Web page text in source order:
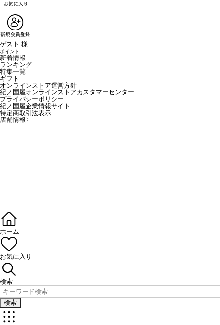
ゲスト 様
ポイント
新着情報
ランキング
特集一覧
ギフト
オンラインストア運営方針
紀ノ国屋オンラインストアカスタマーセンター
プライバシーポリシー
紀ノ国屋企業情報サイト
特定商取引法表示
店舗情報 〉
ホーム
お気に入り
検索
検索